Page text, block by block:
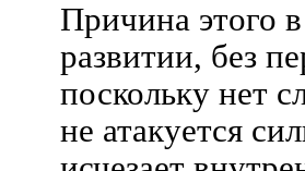
Причина этого
развитии, без
поскольку нет
не атакуется